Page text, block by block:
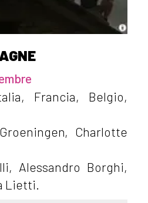
Francia, Belgio,
Charlotte
Alessandro Borghi,
Lietti.